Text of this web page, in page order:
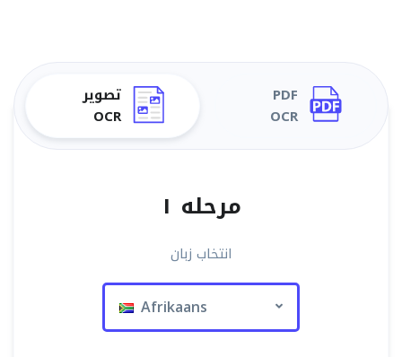
تصویر
OCR
PDF
OCR
مرحله ۱
انتخاب زبان
Afrikaans